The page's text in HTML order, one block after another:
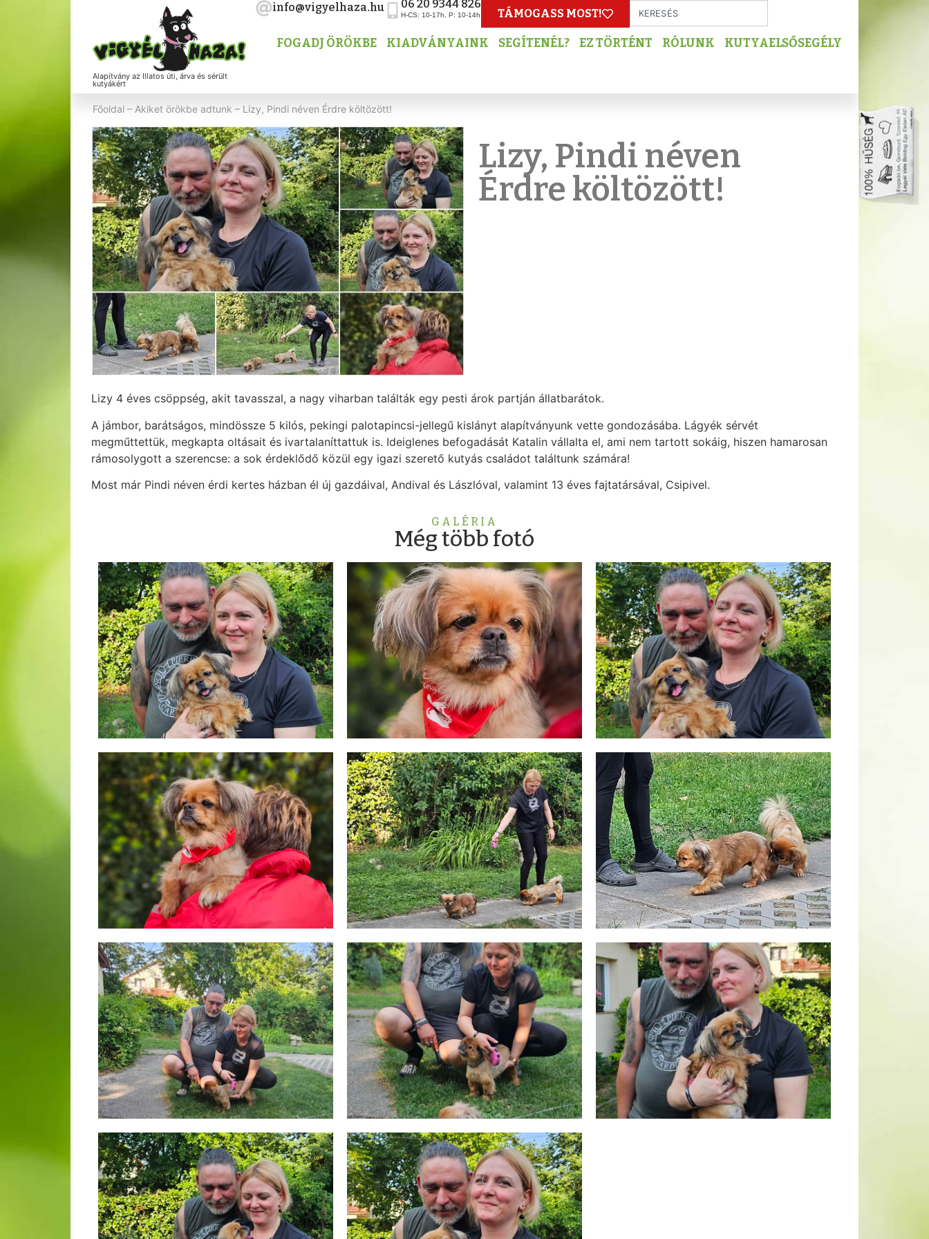
Alapítvány az Illatos úti, árva és sérült
kutyákért
info@vigyelhaza.hu 06 20 9344 826
H-CS: 10-17h, P: 10-14h TÁMOGASS MOST!
FOGADJ ÖRÖKBE KIADVÁNYAINK SEGÍTENÉL? EZ TÖRTÉNT RÓLUNK KUTYAELSŐSEGÉLY
Főoldal – Akiket örökbe adtunk – Lizy, Pindi néven Érdre költözött!
Lizy, Pindi néven
Érdre költözött!
Lizy 4 éves csöppség, akit tavasszal, a nagy viharban találták egy pesti árok partján állatbarátok.
A jámbor, barátságos, mindössze 5 kilós, pekingi palotapincsi-jellegű kislányt alapítványunk vette gondozásába. Lágyék sérvét
megműttettük, megkapta oltásait és ivartalaníttattuk is. Ideiglenes befogadását Katalin vállalta el, ami nem tartott sokáig, hiszen hamarosan
rámosolygott a szerencse: a sok érdeklődő közül egy igazi szerető kutyás családot találtunk számára!
Most már Pindi néven érdi kertes házban él új gazdáival, Andival és Lászlóval, valamint 13 éves fajtatársával, Csipivel.
GALÉRIA
Még több fotó